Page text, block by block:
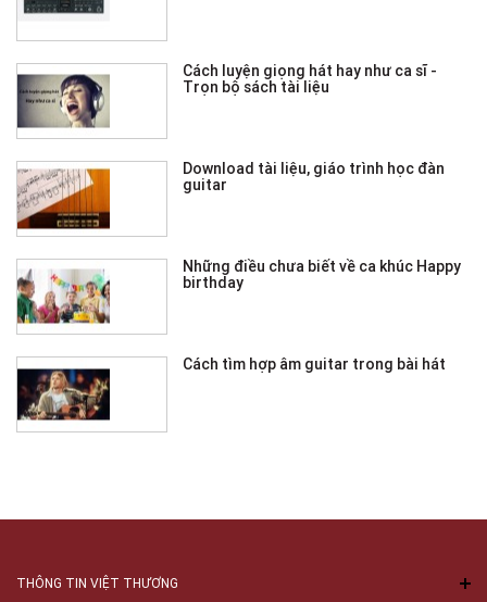
Cách luyện giọng hát hay như ca sĩ -
Trọn bộ sách tài liệu
Download tài liệu, giáo trình học đàn
guitar
Những điều chưa biết về ca khúc Happy
birthday
Cách tìm hợp âm guitar trong bài hát
THÔNG TIN VIỆT THƯƠNG